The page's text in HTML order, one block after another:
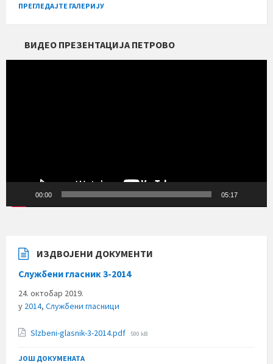
ПРЕГЛЕДАЈТЕ ГАЛЕРИЈУ
ВИДЕО ПРЕЗЕНТАЦИЈА ПЕТРОВО
00:00 05:17
ИЗДВОЈЕНИ ДОКУМЕНТИ
Службени гласник 3-2014
24. октобар 2019.
у 2014, Службени гласници
Slzbeni-glasnik-3-2014.pdf File
590 kB
ЈОШ ДОКУМЕНАТА